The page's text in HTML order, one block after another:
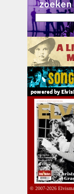
© 2007-2026